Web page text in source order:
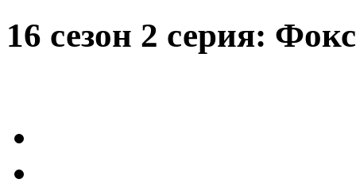
16 сезон 2 серия: